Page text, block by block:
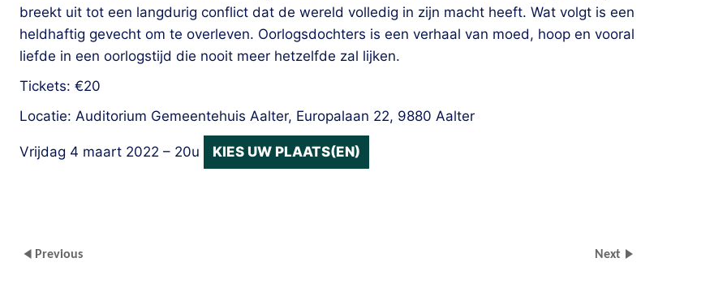
breekt uit tot een langdurig conflict dat de wereld volledig in zijn macht heeft. Wat volgt is een
heldhaftig gevecht om te overleven. Oorlogsdochters is een verhaal van moed, hoop en vooral
liefde in een oorlogstijd die nooit meer hetzelfde zal lijken.
Tickets: €20
Locatie: Auditorium Gemeentehuis Aalter, Europalaan 22, 9880 Aalter
Vrijdag 4 maart 2022 – 20u KIES UW PLAATS(EN)
Previous Next